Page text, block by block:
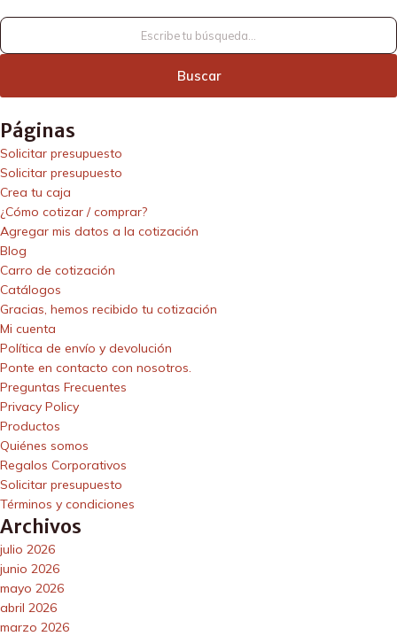
¿Qué
estás
Páginas
Solicitar presupuesto
Solicitar presupuesto
Crea tu caja
¿Cómo cotizar / comprar?
Agregar mis datos a la cotización
Blog
Carro de cotización
Catálogos
Gracias, hemos recibido tu cotización
Mi cuenta
Política de envío y devolución
Ponte en contacto con nosotros.
Preguntas Frecuentes
Privacy Policy
Productos
Quiénes somos
Regalos Corporativos
Solicitar presupuesto
Términos y condiciones
Archivos
julio 2026
junio 2026
mayo 2026
abril 2026
marzo 2026